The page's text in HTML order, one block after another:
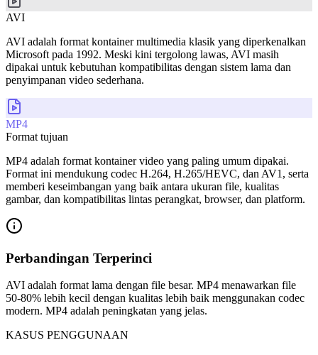
AVI
AVI adalah format kontainer multimedia klasik yang diperkenalkan
Microsoft pada 1992. Meski kini tergolong lawas, AVI masih
dipakai untuk kebutuhan kompatibilitas dengan sistem lama dan
penyimpanan video sederhana.
MP4
Format tujuan
MP4 adalah format kontainer video yang paling umum dipakai.
Format ini mendukung codec H.264, H.265/HEVC, dan AV1, serta
memberi keseimbangan yang baik antara ukuran file, kualitas
gambar, dan kompatibilitas lintas perangkat, browser, dan platform.
Perbandingan Terperinci
AVI adalah format lama dengan file besar. MP4 menawarkan file
50-80% lebih kecil dengan kualitas lebih baik menggunakan codec
modern. MP4 adalah peningkatan yang jelas.
KASUS PENGGUNAAN